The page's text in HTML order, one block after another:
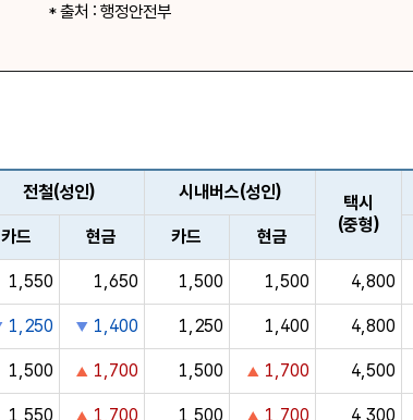
* 출처 : 행정안전부
전철(성인) 시내버스(성인)
택시
(중형)
카드 현금 카드 현금
1,550 1,650 1,500 1,500 4,800
1,250 1,400 1,250 1,400 4,800
1,500 1,700 1,500 1,700 4,500
1,550 1,700 1,500 1,700 4,300